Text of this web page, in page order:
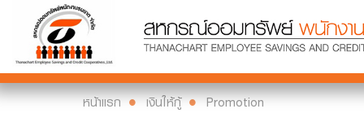
หน้าแรก เงินให้กู้ Promotion